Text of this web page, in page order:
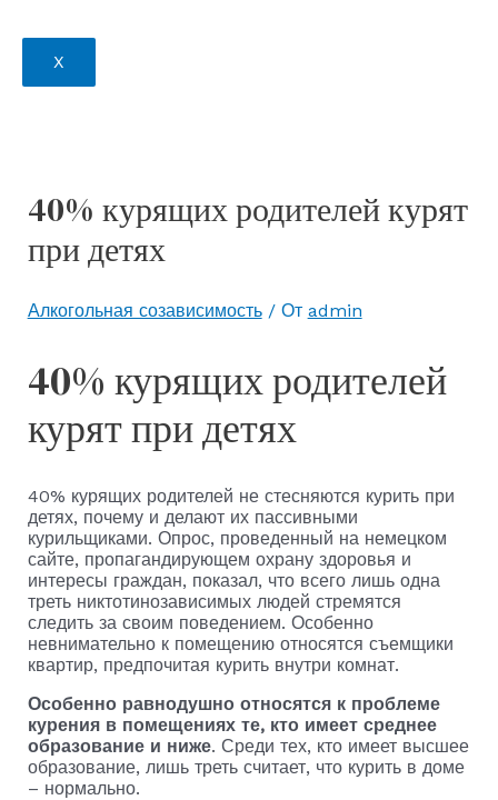
X
40% курящих родителей курят
при детях
Алкогольная созависимость/ От admin
40% курящих родителей
курят при детях
40% курящих родителей не стесняются курить при
детях, почему и делают их пассивными
курильщиками. Опрос, проведенный на немецком
сайте, пропагандирующем охрану здоровья и
интересы граждан, показал, что всего лишь одна
треть никтотинозависимых людей стремятся
следить за своим поведением. Особенно
невнимательно к помещению относятся съемщики
квартир, предпочитая курить внутри комнат.
Особенно равнодушно относятся к проблеме
курения в помещениях те, кто имеет среднее
образование и ниже. Среди тех, кто имеет высшее
образование, лишь треть считает, что курить в доме
– нормально.